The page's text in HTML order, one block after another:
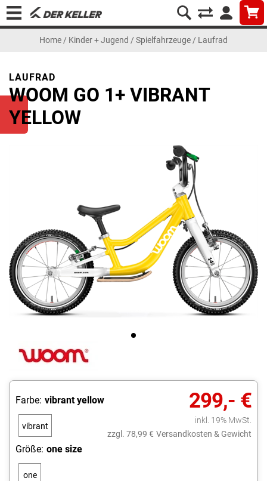
Home / Kinder + Jugend / Spielfahrzeuge / Laufrad
LAUFRAD
WOOM GO 1+ VIBRANT
YELLOW
299,- €
inkl. 19% MwSt.
zzgl. 78,99 € Versandkosten & Gewicht
Farbe: vibrant yellow
vibrant
Größe: one size
one